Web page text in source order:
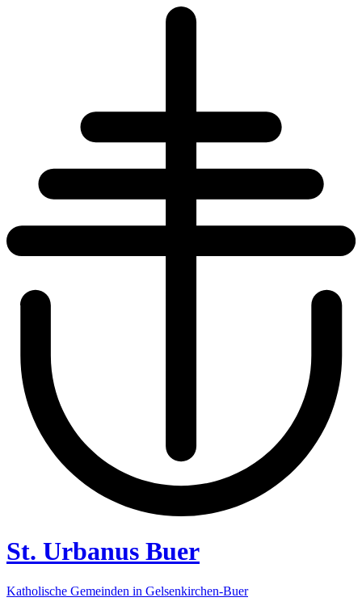
St. Urbanus Buer
Katholische Gemeinden in Gelsenkirchen-Buer